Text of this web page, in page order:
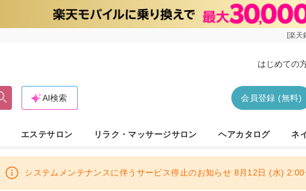
[楽天
はじめての
会員登録 (無料)
AI検索
エステサロン リラク・マッサージサロン ヘアカタログ ネ
システムメンテナンスに伴うサービス停止のお知らせ 8月12日 (水)